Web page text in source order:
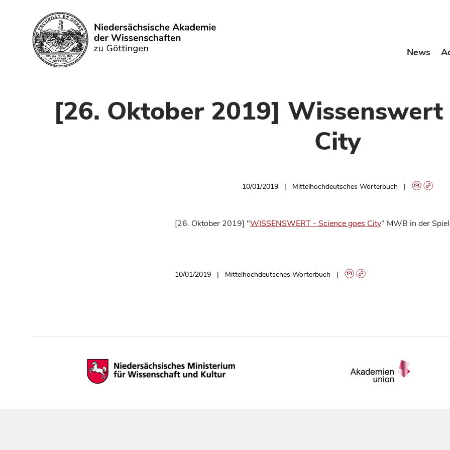
Search News
[26. Oktober 2019] Wissenswert
City
10/01/2019 Mittelhochdeutsches Wörterbuch
[26. Oktober 2019] "WISSENSWERT - Science goes City" MWB in der
10/01/2019 Mittelhochdeutsches Wörterbuch